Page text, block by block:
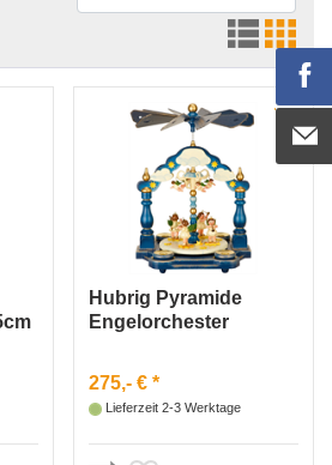
Hubrig Pyramide
Engelorchester
275,- € *
Lieferzeit 2-3 Werktage